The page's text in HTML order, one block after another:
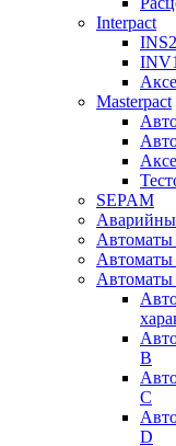
Interpact
Masterpact
SEPAM
B
C
D